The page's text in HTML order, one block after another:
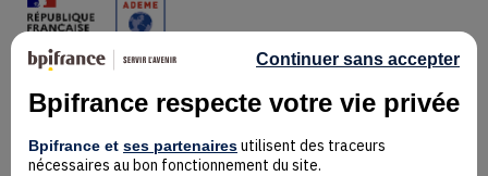
Mentions Légales
Données personnelles
Bpifrance respecte votre vie privée
Bpifrance et ses partenairesutilisent des traceurs
nécessaires au bon fonctionnement du site.
Continuer sans accepter